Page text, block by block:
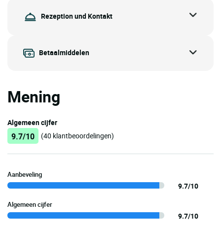
Rezeption und Kontakt
Betaalmiddelen
Mening
Algemeen cijfer
9.7/10 (40 klantbeoordelingen)
Aanbeveling
9.7/10
Algemeen cijfer
9.7/10